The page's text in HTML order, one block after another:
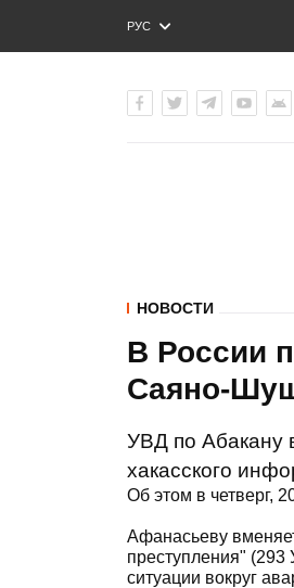
РУС
ENG
НОВОСТИ
В России
Саяно-
УВД по Абакану
хакасского
Об этом в четверг,
Афанасьеву
преступления"
ситуации вокруг